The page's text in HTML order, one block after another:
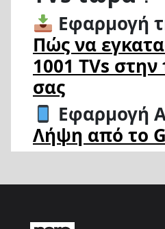
Εφαρμογή
Πώς να
1001 TVs
σας
Εφαρμογή
Λήψη από το